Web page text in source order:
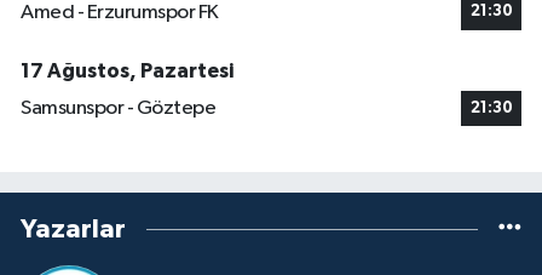
Amed - Erzurumspor FK 21:30
17 Ağustos, Pazartesi
Samsunspor - Göztepe
21:30
Yazarlar